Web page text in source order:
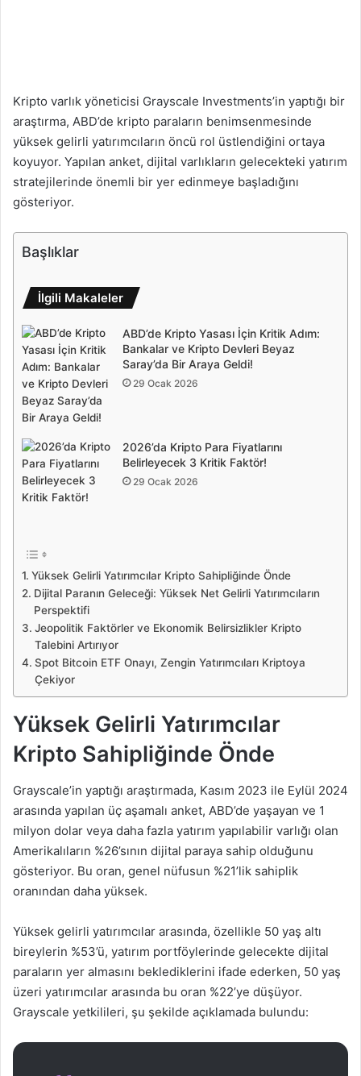
Kripto varlık yöneticisi Grayscale Investments’in yaptığı bir
araştırma, ABD’de kripto paraların benimsenmesinde
yüksek gelirli yatırımcıların öncü rol üstlendiğini ortaya
koyuyor. Yapılan anket, dijital varlıkların gelecekteki yatırım
stratejilerinde önemli bir yer edinmeye başladığını
gösteriyor.
Başlıklar
İlgili Makaleler
ABD’de Kripto Yasası İçin Kritik Adım:
Bankalar ve Kripto Devleri Beyaz
Saray’da Bir Araya Geldi!
29 Ocak 2026
2026’da Kripto Para Fiyatlarını
Belirleyecek 3 Kritik Faktör!
29 Ocak 2026
Yüksek Gelirli Yatırımcılar Kripto Sahipliğinde Önde
Dijital Paranın Geleceği: Yüksek Net Gelirli Yatırımcıların
Perspektifi
Jeopolitik Faktörler ve Ekonomik Belirsizlikler Kripto
Talebini Artırıyor
Spot Bitcoin ETF Onayı, Zengin Yatırımcıları Kriptoya
Çekiyor
Yüksek Gelirli Yatırımcılar
Kripto Sahipliğinde Önde
Grayscale’in yaptığı araştırmada, Kasım 2023 ile Eylül 2024
arasında yapılan üç aşamalı anket, ABD’de yaşayan ve 1
milyon dolar veya daha fazla yatırım yapılabilir varlığı olan
Amerikalıların %26’sının dijital paraya sahip olduğunu
gösteriyor. Bu oran, genel nüfusun %21’lik sahiplik
oranından daha yüksek.
Yüksek gelirli yatırımcılar arasında, özellikle 50 yaş altı
bireylerin %53’ü, yatırım portföylerinde gelecekte dijital
paraların yer almasını beklediklerini ifade ederken, 50 yaş
üzeri yatırımcılar arasında bu oran %22’ye düşüyor.
Grayscale yetkilileri, şu şekilde açıklamada bulundu: